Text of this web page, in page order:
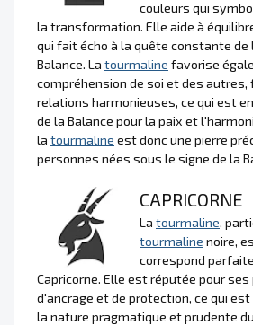
couleurs qui
la transformation. Elle aide à
qui fait écho à la quête constante de
Balance. La tourmaline favorise
compréhension de soi et des
relations harmonieuses, ce qui est
de la Balance pour la paix et
la tourmaline est donc une pierre
personnes nées sous le signe de la
CAPRICORNE
La tourmaline,
tourmaline noire,
correspond
Capricorne. Elle est réputée pour
d'ancrage et de protection, ce qui
la nature pragmatique et prudente